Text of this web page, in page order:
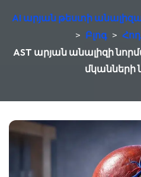
AI արյան թեստի
> Բլոգ >
AST արյան անալիզի
մկանների